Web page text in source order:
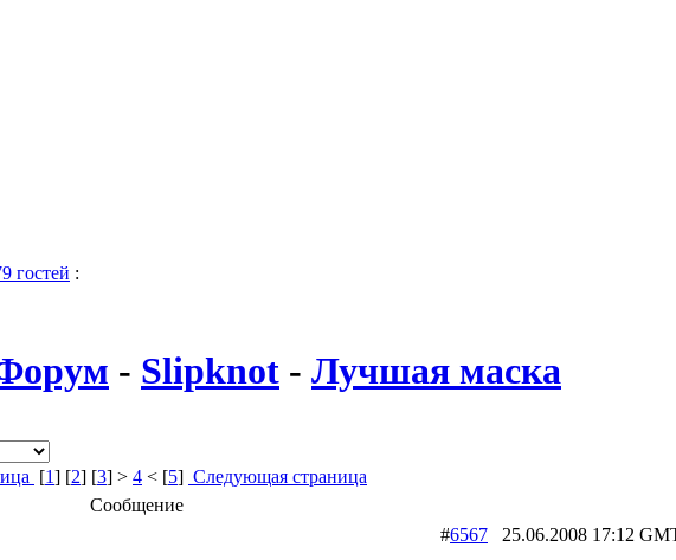
гостей :
- Slipknot - Лучшая маска
[1] [2] [3] > 4 < [5] Следующая страница
Сообщение
#6567 25.06.2008 17:12